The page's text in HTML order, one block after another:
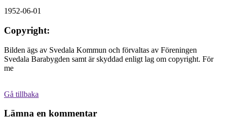
1952-06-01
Copyright:
Bilden ägs av Svedala Kommun och förvaltas av Föreningen
Svedala Barabygden samt är skyddad enligt lag om copyright. För
me
Gå tillbaka
Lämna en kommentar